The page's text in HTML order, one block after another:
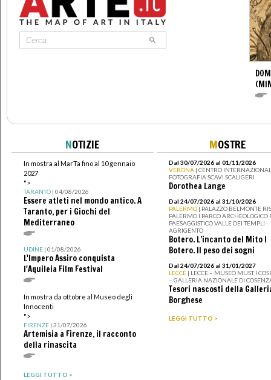
NOTIZIE
In mostra al MarTa fino al 10 gennaio
2027
">
TARANTO| 04/08/2026
Essere atleti nel mondo antico. A
Taranto, per i Giochi del
Mediterraneo
UDINE| 01/08/2026
L'Impero Assiro conquista
l'Aquileia Film Festival
In mostra da ottobre al Museo degli
Innocenti
">
FIRENZE| 31/07/2026
Artemisia a Firenze, il racconto
della rinascita
LEGGI TUTTO >
MOSTRE
Dal 30/07/2026 al 01/11/2026
VERONA | CENTRO
FOTOGRAFIA SCAVI SCALIGERI
Dorothea Lange
Dal 24/07/2026 al 31/10/2026
PALERMO | PALAZZO BELMONTE
PALERMO I PARCO ARCHEOLOGICO
PAESAGGISTICO VALLE DEI TEMPLI -
AGRIGENTO
Botero. L’incanto del Mito I
Botero. Il peso dei sogni
Dal 24/07/2026 al 31/01/2027
LECCE | LECCE – MUSEO MUST I
– GALLERIA NAZIONALE DI
Tesori nascosti della
Borghese
LEGGI TUTTO >